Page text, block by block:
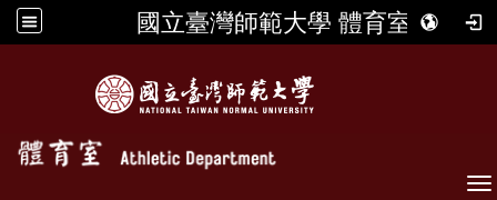
國立臺灣師範大學 體育室